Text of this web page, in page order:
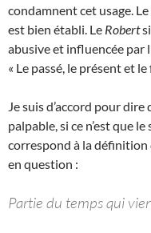
condamnent cet usage. Le
est bien établi. Le Robert
abusive et influencée par
« Le passé, le présent et le
Je suis d’accord pour dire
palpable, si ce n’est que
correspond à la définition
en question :
Partie du temps qui